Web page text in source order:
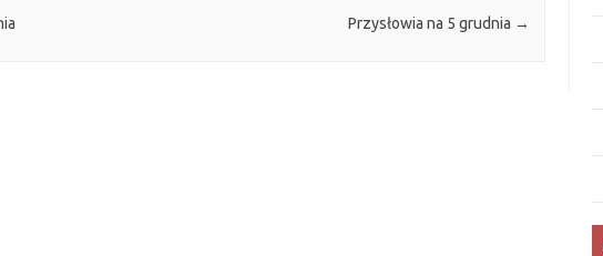
Przysłowia na 5 grudnia →